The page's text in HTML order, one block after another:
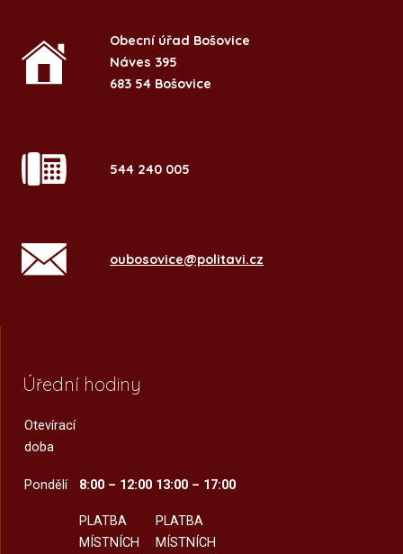
Obecní úřad Bošovice
Náves 395
683 54 Bošovice
544 240 005
oubosovice@politavi.cz
Úřední hodiny
Otevírací
doba
Pondělí 8:00 – 12:00
PLATBA
MÍSTNÍCH
13:00 – 17:00
PLATBA
MÍSTNÍCH